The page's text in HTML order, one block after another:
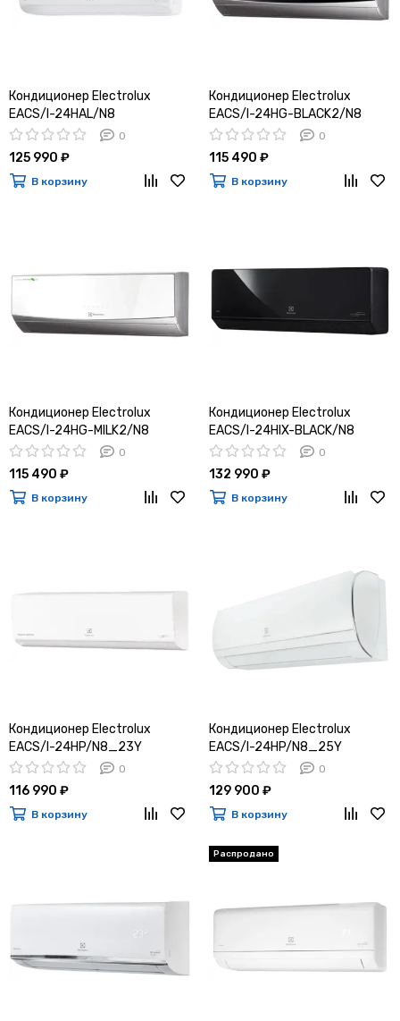
Кондиционер Electrolux
EACS/I-24HAL/N8
0
125 990 ₽
В корзину
Кондиционер Electrolux
EACS/I-24HG-BLACK2/N8
0
115 490 ₽
В корзину
Кондиционер Electrolux
EACS/I-24HG-MILK2/N8
0
115 490 ₽
В корзину
Кондиционер Electrolux
EACS/I-24HIX-BLACK/N8
0
132 990 ₽
В корзину
Кондиционер Electrolux
EACS/I-24HP/N8_23Y
0
116 990 ₽
В корзину
Кондиционер Electrolux
EACS/I-24HP/N8_25Y
0
129 900 ₽
В корзину